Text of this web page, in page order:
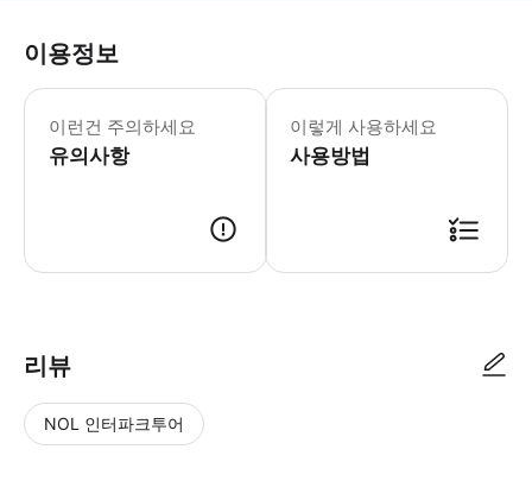
이용정보
이런건 주의하세요
유의사항
▶120분 투어 - 이용요건 * 만 0-5세는
▶30분 투어 - 이용요건 * 만 0-5세는
▶70분 투어 - 이용요건 * 만 0-5세는
▶180분 투어 - 이용요건 * 만 0-5세
이렇게 사용하세요
사용방법
리뷰
NOL 인터파크투어